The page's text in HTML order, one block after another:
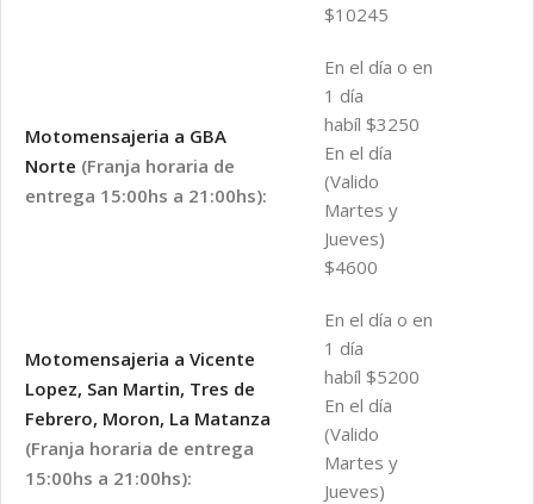
$10245
Motomensajeria a GBA
Norte (Franja horaria de
entrega 15:00hs a 21:00hs):
En el día o en
1 día
habíl $3250
En el día
(Valido
Martes y
Jueves)
$4600
Motomensajeria a Vicente
Lopez, San Martin, Tres de
Febrero, Moron, La Matanza
(Franja horaria de entrega
15:00hs a 21:00hs):
En el día o en
1 día
habíl $5200
En el día
(Valido
Martes y
Jueves)